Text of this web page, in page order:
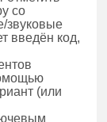
со
звуковые
введён код,
(или